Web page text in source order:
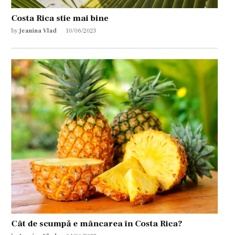
Costa Rica stie mai bine
by Jeanina Vlad 10/06/2023
Cât de scumpă e mâncarea în Costa Rica?